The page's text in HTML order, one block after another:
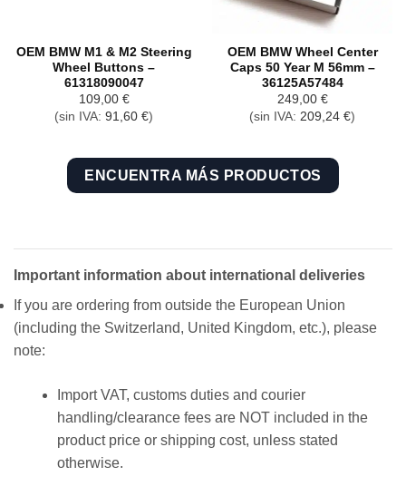
OEM BMW M1 & M2 Steering
Wheel Buttons –
61318090047
109,00 €
(sin IVA: 91,60 €)
OEM BMW Wheel Center
Caps 50 Year M 56mm –
36125A57484
249,00 €
(sin IVA: 209,24 €)
ENCUENTRA MÁS PRODUCTOS
Important information about international deliveries
If you are ordering from outside the European Union
(including the Switzerland, United Kingdom, etc.), please
note:
Import VAT, customs duties and courier
handling/clearance fees are NOT included in the
product price or shipping cost, unless stated
otherwise.